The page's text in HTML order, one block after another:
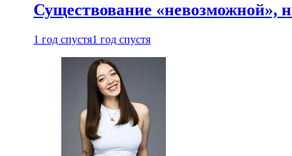
Существование
1 год спустя1 год спустя